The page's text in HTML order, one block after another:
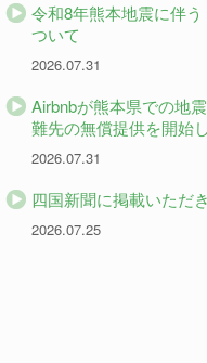
令和8年熊本地震に伴
ついて
2026.07.31
Airbnbが熊本県での地
難先の無償提供を開始し
2026.07.31
四国新聞に掲載いただ
2026.07.25